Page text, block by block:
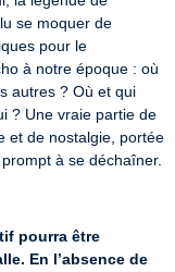
se moquer de
pour le
à notre époque : où
autres ? Où et qui
? Une vraie partie de
et de nostalgie, portée
à se déchaîner.
pourra être
En l’absence de